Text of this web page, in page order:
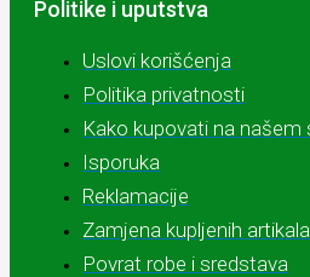
Politike i uputstva
Uslovi korišćenja
Politika privatnosti
Kako kupovati na našem
Isporuka
Reklamacije
Zamjena kupljenih artikala
Povrat robe i sredstava